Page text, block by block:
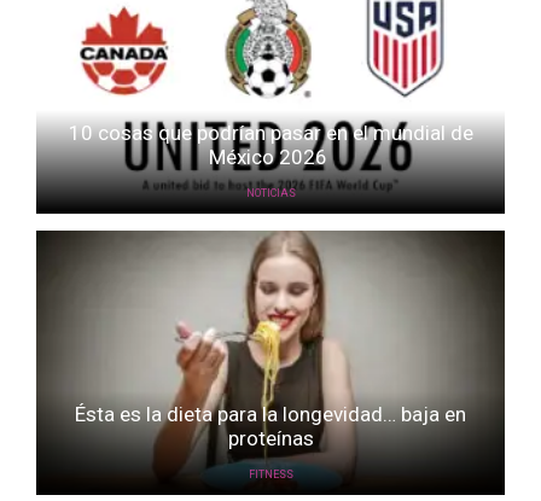
10 cosas que podrían pasar en el mundial de
México 2026
NOTICIAS
Ésta es la dieta para la longevidad… baja en
proteínas
FITNESS